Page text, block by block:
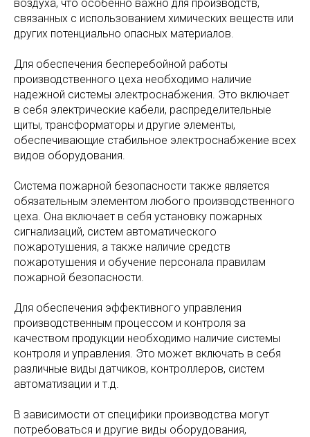
воздуха, что особенно важно для производств,
связанных с использованием химических веществ или
других потенциально опасных материалов.
Для обеспечения бесперебойной работы
производственного цеха необходимо наличие
надежной системы электроснабжения. Это включает
в себя электрические кабели, распределительные
щиты, трансформаторы и другие элементы,
обеспечивающие стабильное электроснабжение всех
видов оборудования.
Система пожарной безопасности также является
обязательным элементом любого производственного
цеха. Она включает в себя установку пожарных
сигнализаций, систем автоматического
пожаротушения, а также наличие средств
пожаротушения и обучение персонала правилам
пожарной безопасности.
Для обеспечения эффективного управления
производственным процессом и контроля за
качеством продукции необходимо наличие системы
контроля и управления. Это может включать в себя
различные виды датчиков, контроллеров, систем
автоматизации и т.д.
В зависимости от специфики производства могут
потребоваться и другие виды оборудования,